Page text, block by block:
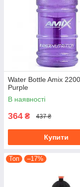
Water Bottle Amix
Purple
В наявності
364 ₴ 437 ₴
Купити
Топ –17%